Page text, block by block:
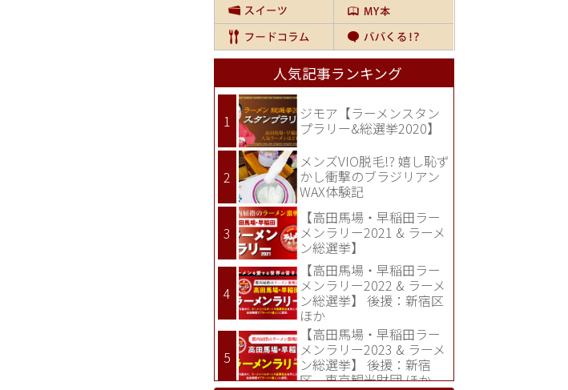
人気記事ランキング
ジモア【ラーメンスタン
プラリー&総選挙2020】
メンズVIO脱毛!? 嬉し恥ず
かし衝撃のブラジリアン
WAX体験記
【高田馬場・早稲田ラー
メンラリー2021 & ラーメ
ン総選挙】
【高田馬場・早稲田ラー
メンラリー2022 & ラーメ
ン総選挙】 後援：新宿区
ほか
【高田馬場・早稲田ラー
メンラリー2023 & ラーメ
ン総選挙】 後援：新宿
区、東京観光財団 ほか